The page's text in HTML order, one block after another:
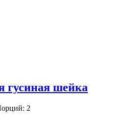
гусиная шейка
2